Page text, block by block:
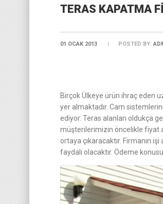
TERAS KAPATMA
01 OCAK 2013 POSTED BY:
Birçok Ülkeye ürün ihraç eden
yer almaktadır. Cam
ediyor. Teras alanları oldukça
müşterilerimizin öncelikle fiyat
ortaya çıkaracaktır. Firmanın
faydalı olacaktır. Ödeme